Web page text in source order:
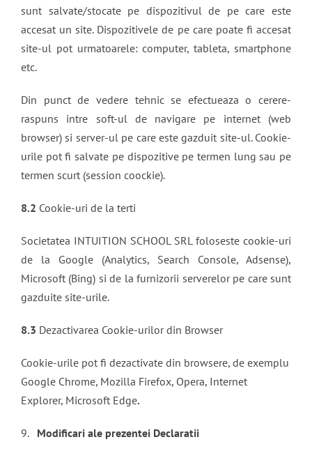
sunt salvate/stocate pe dispozitivul de pe care este
accesat un site. Dispozitivele de pe care poate fi accesat
site-ul pot urmatoarele: computer, tableta, smartphone
etc.
Din punct de vedere tehnic se efectueaza o cerere-
raspuns intre soft-ul de navigare pe internet (web
browser) si server-ul pe care este gazduit site-ul. Cookie-
urile pot fi salvate pe dispozitive pe termen lung sau pe
termen scurt (session coockie).
8.2 Cookie-uri de la terti
Societatea INTUITION SCHOOL SRL foloseste cookie-uri
de la Google (Analytics, Search Console, Adsense),
Microsoft (Bing) si de la furnizorii serverelor pe care sunt
gazduite site-urile.
8.3 Dezactivarea Cookie-urilor din Browser
Cookie-urile pot fi dezactivate din browsere, de exemplu
Google Chrome, Mozilla Firefox, Opera, Internet
Explorer, Microsoft Edge.
9. Modificari ale prezentei Declaratii